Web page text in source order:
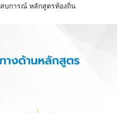
บการณ์ หลักสูตรท้องถิ่น